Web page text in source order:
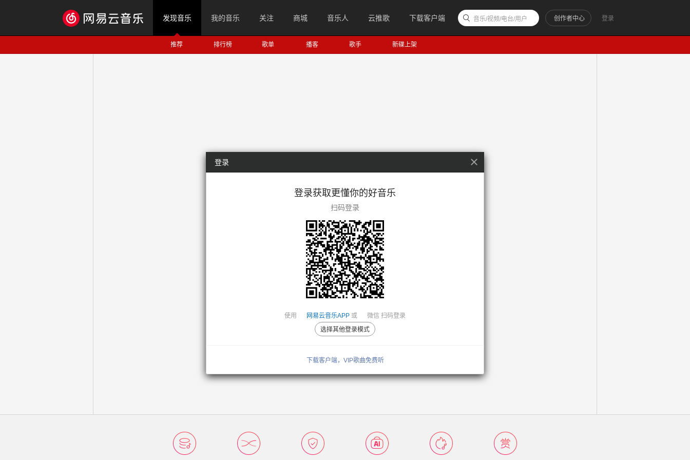
发现音乐 我的音乐 关注 商城 音乐人 云推歌 下载客户端 登录
创作者中心
音乐/视频/电台/用户
推荐 排行榜 歌单 播客 歌手 新碟上架
登录
登录获取更懂你的好音乐
扫码登录
使用 网易云音乐APP 或 微信 扫码登录
选择其他登录模式
下载客户端，VIP歌曲免费听